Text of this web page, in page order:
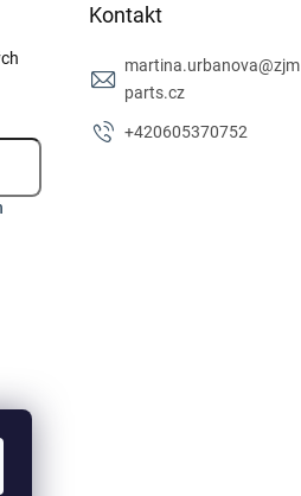
Kontakt
martina.urbanova@zjm
parts.cz
+420605370752